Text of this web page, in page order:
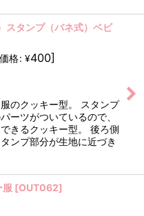
スタンプ（バネ式）ベビ
格: ¥400]
のクッキー型。 スタンプ
ーツがついているので、
きるクッキー型。 後ろ側
ンプ部分が生地に近づき
服 [OUT062]